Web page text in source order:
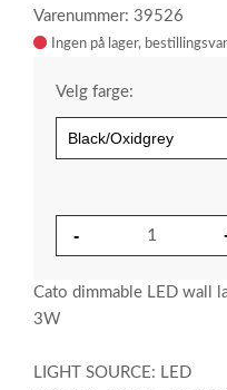
Varenummer: 39526
Ingen på lager
Velg farge:
Cato dimmable LED wall
3W
LIGHT SOURCE: LED